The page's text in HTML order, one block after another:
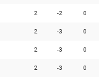
2 -2 0
2 -3 0
2 -3 0
2 -3 0